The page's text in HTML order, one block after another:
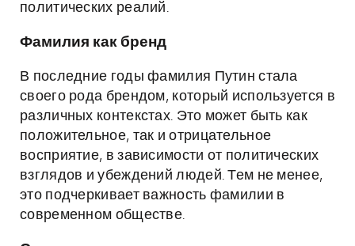
политических реалий.
Фамилия как бренд
В последние годы фамилия Путин стала
своего рода брендом, который используется в
различных контекстах. Это может быть как
положительное, так и отрицательное
восприятие, в зависимости от политических
взглядов и убеждений людей. Тем не менее,
это подчеркивает важность фамилии в
современном обществе.